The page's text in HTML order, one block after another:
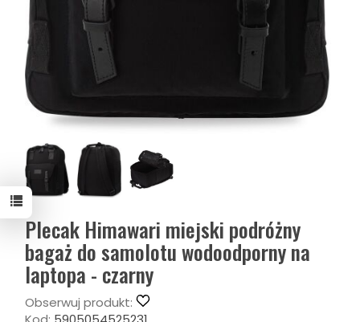
Plecak Himawari miejski podróżny
bagaż do samolotu wodoodporny na
laptopa - czarny
Obserwuj produkt: